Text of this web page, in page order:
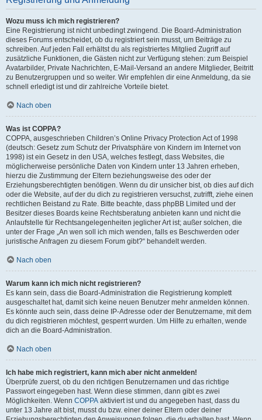
Wozu muss ich mich registrieren?
Eine Registrierung ist nicht unbedingt zwingend. Die Board-Administration
dieses Forums entscheidet, ob du registriert sein musst, um Beiträge zu
schreiben. Auf jeden Fall erhältst du als registriertes Mitglied Zugriff auf
zusätzliche Funktionen, die Gästen nicht zur Verfügung stehen: zum Beispiel
Avatarbilder, Private Nachrichten, E-Mail-Versand an andere Mitglieder, Beitritt
zu Benutzergruppen und so weiter. Wir empfehlen dir eine Anmeldung, da sie
schnell erledigt ist und dir zahlreiche Vorteile bietet.
Nach oben
Was ist COPPA?
COPPA, ausgeschrieben Children’s Online Privacy Protection Act of 1998
(deutsch: Gesetz zum Schutz der Privatsphäre von Kindern im Internet von
1998) ist ein Gesetz in den USA, welches festlegt, dass Websites, die
möglicherweise persönliche Daten von Kindern unter 13 Jahren erheben,
hierzu die Zustimmung der Eltern beziehungsweise des oder der
Erziehungsberechtigten benötigen. Wenn du dir unsicher bist, ob dies auf dich
oder die Website, auf der du dich zu registrieren versuchst, zutrifft, ziehe einen
rechtlichen Beistand zu Rate. Bitte beachte, dass phpBB Limited und der
Besitzer dieses Boards keine Rechtsberatung anbieten kann und nicht die
Anlaufstelle für Rechtsangelegenheiten jeglicher Art ist; außer solchen, die
unter der Frage „An wen soll ich mich wenden, falls es Beschwerden oder
juristische Anfragen zu diesem Forum gibt?“ behandelt werden.
Nach oben
Warum kann ich mich nicht registrieren?
Es kann sein, dass die Board-Administration die Registrierung komplett
ausgeschaltet hat, damit sich keine neuen Benutzer mehr anmelden können.
Es könnte auch sein, dass deine IP-Adresse oder der Benutzername, mit dem
du dich registrieren möchtest, gesperrt wurden. Um Hilfe zu erhalten, wende
dich an die Board-Administration.
Nach oben
Ich habe mich registriert, kann mich aber nicht anmelden!
Überprüfe zuerst, ob du den richtigen Benutzernamen und das richtige
Passwort eingegeben hast. Wenn diese stimmen, dann gibt es zwei
Möglichkeiten. Wenn COPPA aktiviert ist und du angegeben hast, dass du
unter 13 Jahre alt bist, musst du bzw. einer deiner Eltern oder deiner